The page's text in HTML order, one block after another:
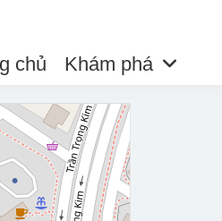
chủ Khám phá